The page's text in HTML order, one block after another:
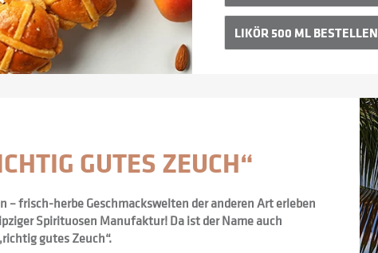
LIKÖR 500 ML BESTELLEN
GUTES ZEUCH“
– frisch-herbe Geschmackswelten der anderen Art erleben
Spirituosen Manufaktur! Da ist der Name auch
gutes Zeuch“.